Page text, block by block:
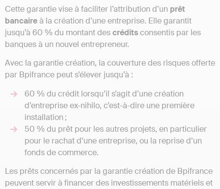
Cette garantie vise à faciliter l’attribution d’un prêt
bancaireà la création d’une entreprise. Elle garantit
jusqu’à 60 % du montant descréditsconsentis par les
banques à un nouvel entrepreneur.
Avec la garantie création, la couverture des risques offerte
par Bpifrance peut s’élever jusqu’à :
60 % du crédit lorsqu’il s’agit d’une création
d’entreprise ex-nihilo, c’est-à-dire une première
installation ;
50 % du prêt pour les autres projets, en particulier
pour le rachat d’une entreprise, ou la reprise d’un
fonds de commerce.
Les prêts concernés par la garantie création de Bpifrance
peuvent servir à financer des investissements matériels et